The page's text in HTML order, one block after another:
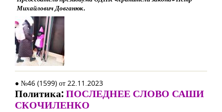
Михайлович Довганюк.
● №46 (1599) от 22.11.2023
Политика:ПОСЛЕДНЕЕ СЛОВО САШИ
СКОЧИЛЕНКО